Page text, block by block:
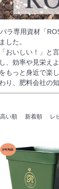
ラ専用資材「
した。
おいしい！」と
、効率や見栄え
もっと身近で楽
り、肥料会社の
い順 新着順 レ